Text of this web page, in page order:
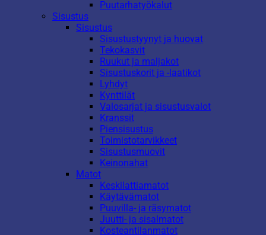
Puutarhatyökalut
Sisustus
Sisustus
Sisustustyynyt ja huovat
Tekokasvit
Ruukut ja maljakot
Sisustuskorit ja -laatikot
Lyhdyt
Kynttilät
Valosarjat ja sisustusvalot
Kranssit
Piensisustus
Toimistotarvikkeet
Sisustusmuovit
Keinonahat
Matot
Keskilattiamatot
Käytävämatot
Puuvilla- ja räsymatot
Juutti- ja sisalmatot
Kosteantilanmatot